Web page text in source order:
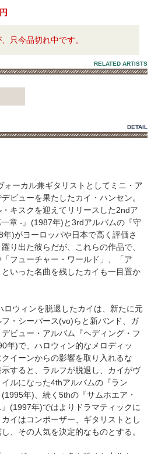
円
只今品切れ中です。
RELATED ARTISTS
DETAIL
ォーカル兼ギタリストとしてミニ・ア
ビューを果たしたカイ・ハンセン。
キスクを迎えてリリースした2ndア
章 -』(1987年)と3rdアルバムの『守
)がヨーロッパや日本で高く評価さ
り出た彼らだが、これらの作品で、
「フューチャー・ワールド」、「ア
いった名曲を残したカイも一目置か
ロウィンを脱退したカイは、新たに元
・シーパース(vo)らと新バンド、ガ
ビュー・アルバム『ヘディング・フ
年)で、ハロウィン的なメロディッ
イーンからの影響を取り入れるな
すると、ラルフが脱退し、カイがヴ
ルになった4thアルバムの『ラン
年)、続く5thの『サムホエア・
(1997年)ではよりドラマティックに
イはコンポーザー、ギタリストとし
、その人気を決定的なものとする。